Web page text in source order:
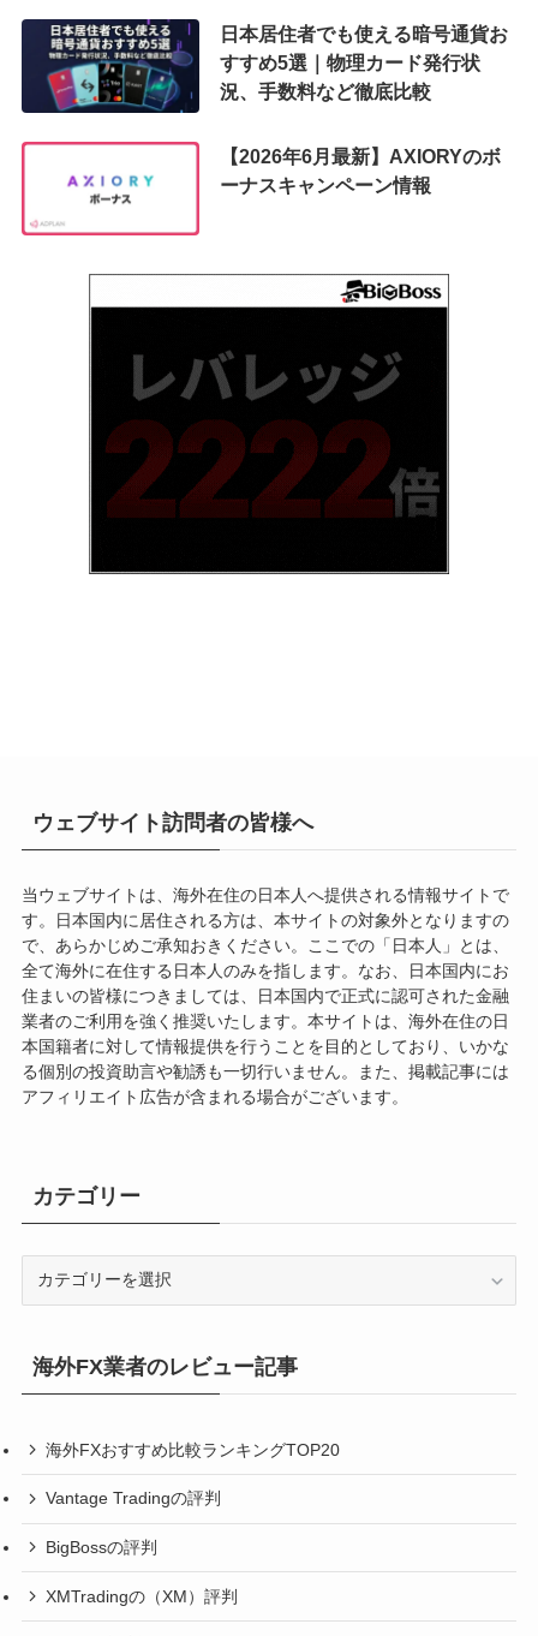
日本居住者でも使える暗号通貨お
すすめ5選｜物理カード発行状
況、手数料など徹底比較
【2026年6月最新】AXIORYのボ
ーナスキャンペーン情報
ウェブサイト訪問者の皆様へ
当ウェブサイトは、海外在住の日本人へ提供される情報サイトで
す。日本国内に居住される方は、本サイトの対象外となりますの
で、あらかじめご承知おきください。ここでの「日本人」とは、
全て海外に在住する日本人のみを指します。なお、日本国内にお
住まいの皆様につきましては、日本国内で正式に認可された金融
業者のご利用を強く推奨いたします。本サイトは、海外在住の日
本国籍者に対して情報提供を行うことを目的としており、いかな
る個別の投資助言や勧誘も一切行いません。また、掲載記事には
アフィリエイト広告が含まれる場合がございます。
カテゴリー
ー海外FX業者のレビュー記事
海外FXおすすめ比較ランキングTOP20
Vantage Tradingの評判
BigBossの評判
XMTradingの（XM）評判